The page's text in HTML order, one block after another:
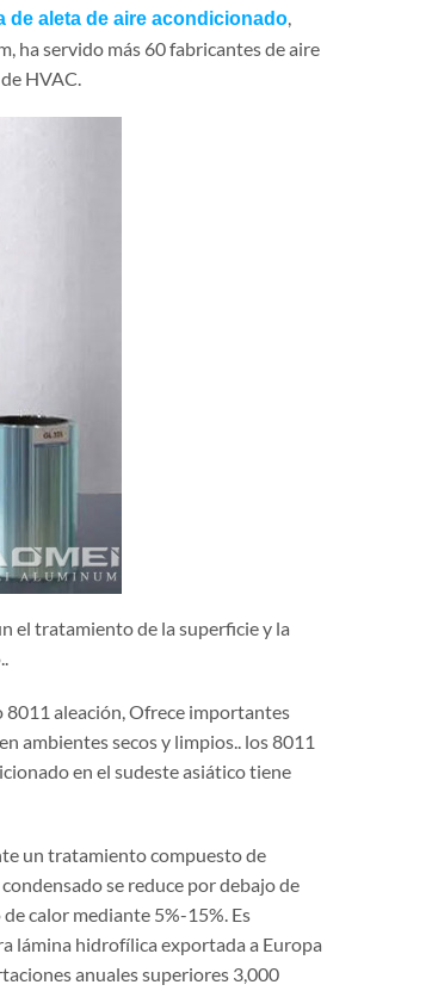
de aleta de aire acondicionado,
ha servido más 60 fabricantes de aire
HVAC.
el tratamiento de la superficie y la
aleación, Ofrece importantes
ambientes secos y limpios.. los 8011
en el sudeste asiático tiene
un tratamiento compuesto de
se reduce por debajo de
calor mediante 5%-15%. Es
lámina hidrofílica exportada a Europa
anuales superiores 3,000